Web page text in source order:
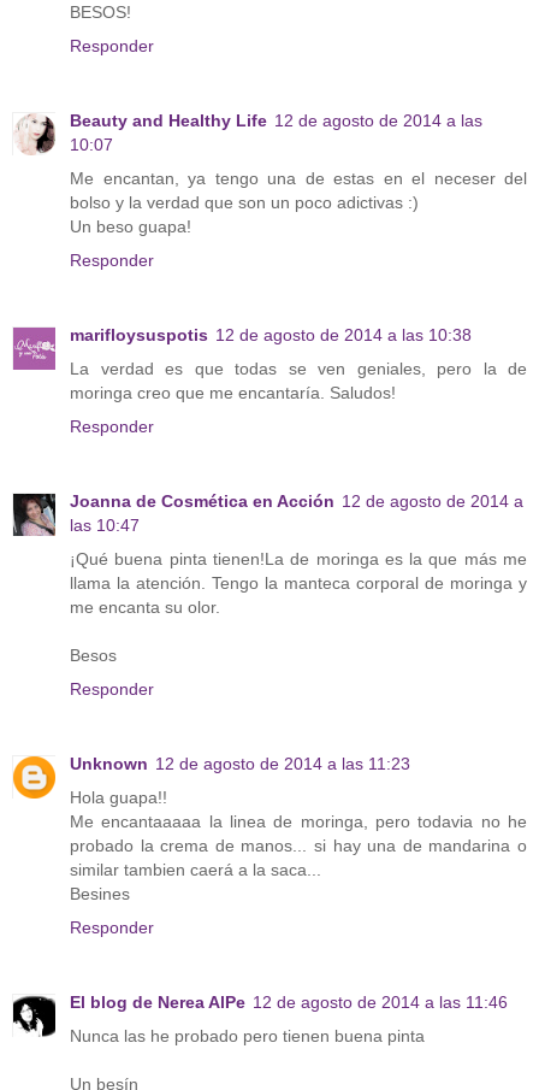
BESOS!
Responder
Beauty and Healthy Life 12 de agosto de 2014 a las
10:07
Me encantan, ya tengo una de estas en el neceser del
bolso y la verdad que son un poco adictivas :)
Un beso guapa!
Responder
marifloysuspotis 12 de agosto de 2014 a las 10:38
La verdad es que todas se ven geniales, pero la de
moringa creo que me encantaría. Saludos!
Responder
Joanna de Cosmética en Acción 12 de agosto de 2014 a
las 10:47
¡Qué buena pinta tienen!La de moringa es la que más me
llama la atención. Tengo la manteca corporal de moringa y
me encanta su olor.
Besos
Responder
Unknown 12 de agosto de 2014 a las 11:23
Hola guapa!!
Me encantaaaaa la linea de moringa, pero todavia no he
probado la crema de manos... si hay una de mandarina o
similar tambien caerá a la saca...
Besines
Responder
El blog de Nerea AlPe 12 de agosto de 2014 a las 11:46
Nunca las he probado pero tienen buena pinta
Un besín